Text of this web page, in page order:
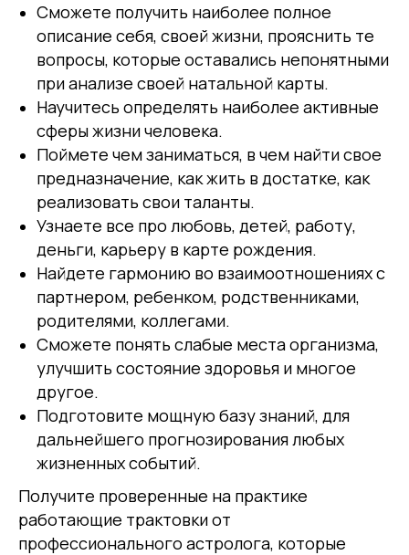
Сможете получить наиболее полное
описание себя, своей жизни, прояснить те
вопросы, которые оставались непонятными
при анализе своей натальной карты.
Научитесь определять наиболее активные
сферы жизни человека.
Поймете чем заниматься, в чем найти свое
предназначение, как жить в достатке, как
реализовать свои таланты.
Узнаете все про любовь, детей, работу,
деньги, карьеру в карте рождения.
Найдете гармонию во взаимоотношениях с
партнером, ребенком, родственниками,
родителями, коллегами.
Сможете понять слабые места организма,
улучшить состояние здоровья и многое
другое.
Подготовите мощную базу знаний, для
дальнейшего прогнозирования любых
жизненных событий.
Получите проверенные на практике
работающие трактовки от
профессионального астролога, которые